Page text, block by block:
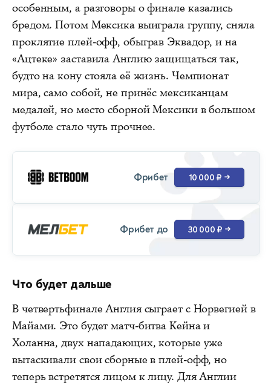
особенным, а разговоры о финале казались
бредом. Потом Мексика выиграла группу, сняла
проклятие плей-офф, обыграв Эквадор, и на
«Ацтеке» заставила Англию защищаться так,
будто на кону стояла её жизнь. Чемпионат
мира, само собой, не принёс мексиканцам
медалей, но место сборной Мексики в большом
футболе стало чуть прочнее.
Фрибет 10 000 ₽ →
Фрибет до 30 000 ₽ →
Что будет дальше
В четвертьфинале Англия сыграет с Норвегией в
Майами. Это будет матч-битва Кейна и
Холанна, двух нападающих, которые уже
вытаскивали свои сборные в плей-офф, но
теперь встретятся лицом к лицу. Для Англии